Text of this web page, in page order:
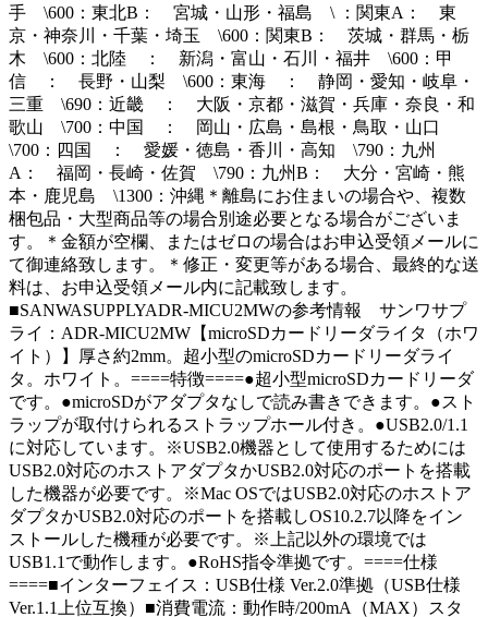
手 \600：東北B： 宮城・山形・福島 \ ：関東A： 東
京・神奈川・千葉・埼玉 \600：関東B： 茨城・群馬・栃
木 \600：北陸 ： 新潟・富山・石川・福井 \600：甲
信 ： 長野・山梨 \600：東海 ： 静岡・愛知・岐阜・
三重 \690：近畿 ： 大阪・京都・滋賀・兵庫・奈良・和
歌山 \700：中国 ： 岡山・広島・島根・鳥取・山口
\700：四国 ： 愛媛・徳島・香川・高知 \790：九州
A： 福岡・長崎・佐賀 \790：九州B： 大分・宮崎・熊
本・鹿児島 \1300：沖縄＊離島にお住まいの場合や、複数
梱包品・大型商品等の場合別途必要となる場合がございま
す。＊金額が空欄、またはゼロの場合はお申込受領メールに
て御連絡致します。＊修正・変更等がある場合、最終的な送
料は、お申込受領メール内に記載致します。
■SANWASUPPLYADR-MICU2MWの参考情報 サンワサプ
ライ：ADR-MICU2MW【microSDカードリーダライタ（ホワ
イト）】厚さ約2mm。超小型のmicroSDカードリーダライ
タ。ホワイト。====特徴====●超小型microSDカードリーダ
です。●microSDがアダプタなしで読み書きできます。●スト
ラップが取付けられるストラップホール付き。●USB2.0/1.1
に対応しています。※USB2.0機器として使用するためには
USB2.0対応のホストアダプタかUSB2.0対応のポートを搭載
した機器が必要です。※Mac OSではUSB2.0対応のホストア
ダプタかUSB2.0対応のポートを搭載しOS10.2.7以降をイン
ストールした機種が必要です。※上記以外の環境では
USB1.1で動作します。●RoHS指令準拠です。====仕様
====■インターフェイス：USB仕様 Ver.2.0準拠（USB仕様
Ver.1.1上位互換）■消費電流：動作時/200mA（MAX）スタ